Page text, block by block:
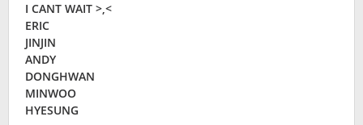
I CANT WAIT >,<
ERIC
JINJIN
ANDY
DONGHWAN
MINWOO
HYESUNG